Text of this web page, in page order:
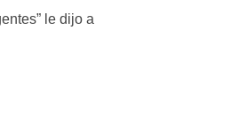
le dijo a